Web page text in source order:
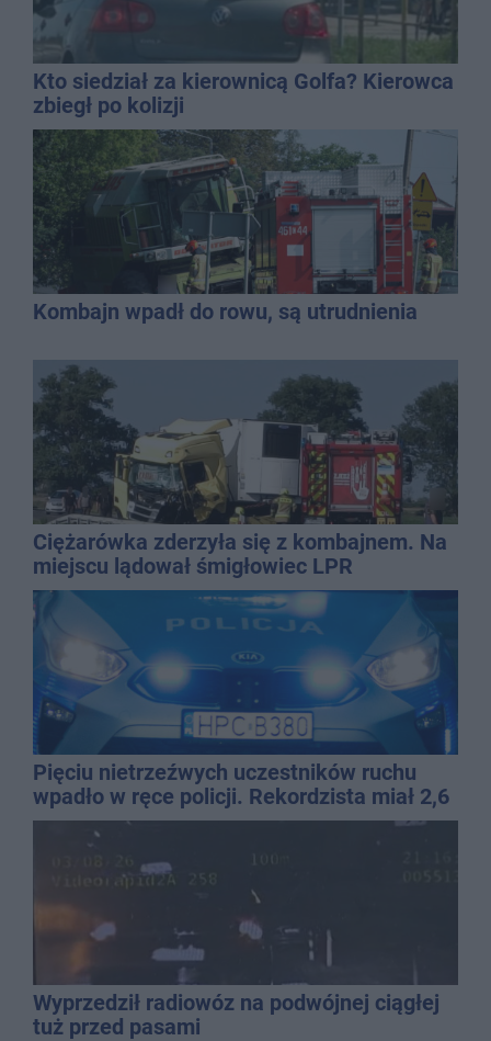
Kto siedział za kierownicą Golfa? Kierowca
zbiegł po kolizji
Kombajn wpadł do rowu, są utrudnienia
Ciężarówka zderzyła się z kombajnem. Na
miejscu lądował śmigłowiec LPR
Pięciu nietrzeźwych uczestników ruchu
wpadło w ręce policji. Rekordzista miał 2,6
promila
Wyprzedził radiowóz na podwójnej ciągłej
tuż przed pasami